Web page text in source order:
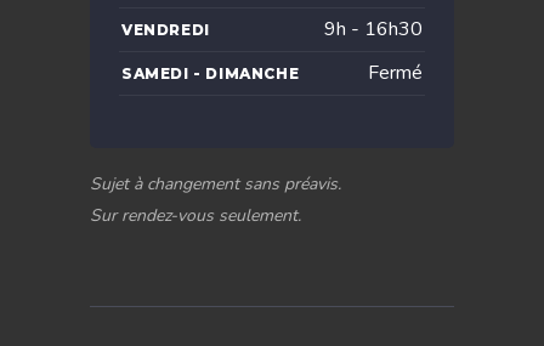
VENDREDI 9h - 16h30
SAMEDI - DIMANCHE Fermé
Sujet à changement sans préavis.
Sur rendez-vous seulement.